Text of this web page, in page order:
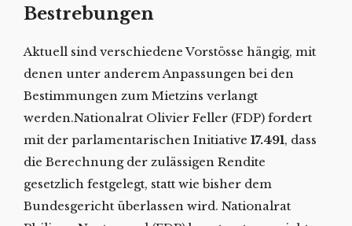
Bestrebungen
Aktuell sind verschiedene Vorstösse hängig, mit
denen unter anderem Anpassungen bei den
Bestimmungen zum Mietzins verlangt
werden.Nationalrat Olivier Feller (FDP) fordert
mit der parlamentarischen Initiative 17.491, dass
die Berechnung der zulässigen Rendite
gesetzlich festgelegt, statt wie bisher dem
Bundesgericht überlassen wird. Nationalrat